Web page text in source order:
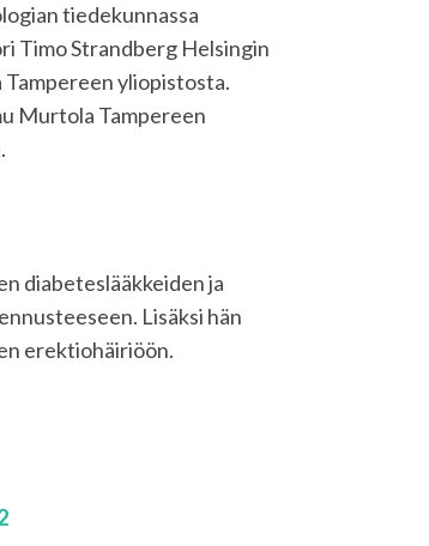
tiedekunnassa
Timo Strandberg Helsingin
yliopistosta.
Murtola Tampereen
diabeteslääkkeiden ja
Lisäksi hän
erektiohäiriöön.